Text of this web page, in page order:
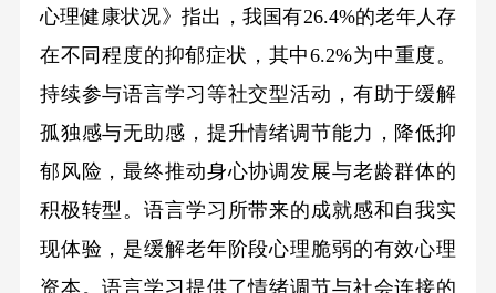
心理健康状况》指出，我国有26.4%的老年人存
在不同程度的抑郁症状，其中6.2%为中重度。
持续参与语言学习等社交型活动，有助于缓解
孤独感与无助感，提升情绪调节能力，降低抑
郁风险，最终推动身心协调发展与老龄群体的
积极转型。语言学习所带来的成就感和自我实
现体验，是缓解老年阶段心理脆弱的有效心理
资本。语言学习提供了情绪调节与社会连接的